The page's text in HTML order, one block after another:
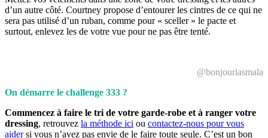
d’un autre côté. Courtney propose d’entourer les cintres de ce qui ne
sera pas utilisé d’un ruban, comme pour « sceller » le pacte et
surtout, enlevez les de votre vue pour ne pas être tenté.
@bonjourlasmala
On démarre le challenge 333 ?
Commencez à faire le tri de votre garde-robe et à ranger votre
dressing, retrouvez la méthode ici ou contactez-nous pour vous
aidersi vous n’avez pas envie de le faire toute seule. C’est un bon